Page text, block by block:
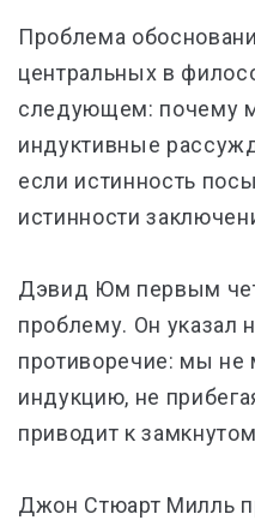
Проблема
центральных в
следующем: почему
индуктивные
если истинность
истинности
Дэвид Юм первым
проблему. Он указал
противоречие: мы
индукцию, не
приводит к
Джон Стюарт Милль